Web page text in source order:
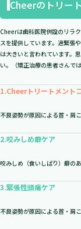
Cheerのトリー
Cheerは歯科医院併設のリラ
スを提供しています。過緊張
は大きいと言われています。
い。（矯正治療の患者さんで
1.Cheerトリートメント
不良姿勢が原因による首・肩
2.咬みしめ癖ケア
咬みしめ（食いしばり）癖の
3.緊張性頭痛ケア
不良姿勢が原因による首・肩